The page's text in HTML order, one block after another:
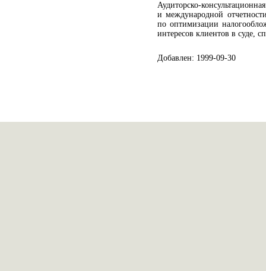
Аудиторско-
и международной
по оптимизации
интересов клиентов в суде,
Добавлен: 1999-09-30